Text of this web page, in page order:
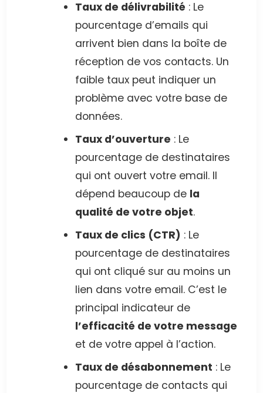
Taux de délivrabilité : Le
pourcentage d’emails qui
arrivent bien dans la boîte de
réception de vos contacts. Un
faible taux peut indiquer un
problème avec votre base de
données.
Taux d’ouverture : Le
pourcentage de destinataires
qui ont ouvert votre email. Il
dépend beaucoup de la
qualité de votre objet.
Taux de clics (CTR) : Le
pourcentage de destinataires
qui ont cliqué sur au moins un
lien dans votre email. C’est le
principal indicateur de
l’efficacité de votre message
et de votre appel à l’action.
Taux de désabonnement : Le
pourcentage de contacts qui